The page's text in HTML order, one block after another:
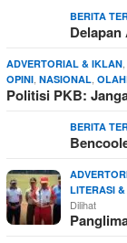
BERITA
ADVERTORIAL & IKLAN,
OPINI, NASIONAL,
Politisi PKB:
BERITA
LITERASI
Dilihat